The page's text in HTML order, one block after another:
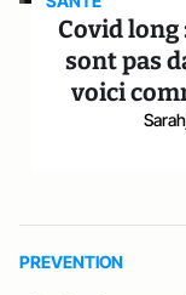
Covid long
sont pas
voici
PREVENTION